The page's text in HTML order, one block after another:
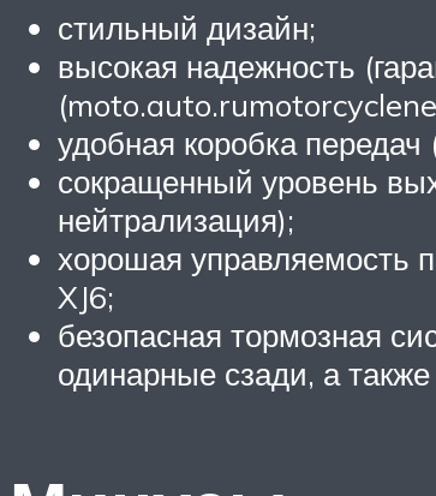
стильный дизайн;
высокая надежность
удобная коробка
сокращенный уровень
нейтрализация);
хорошая управляемость
XJ6;
безопасная тормозная
одинарные сзади, а